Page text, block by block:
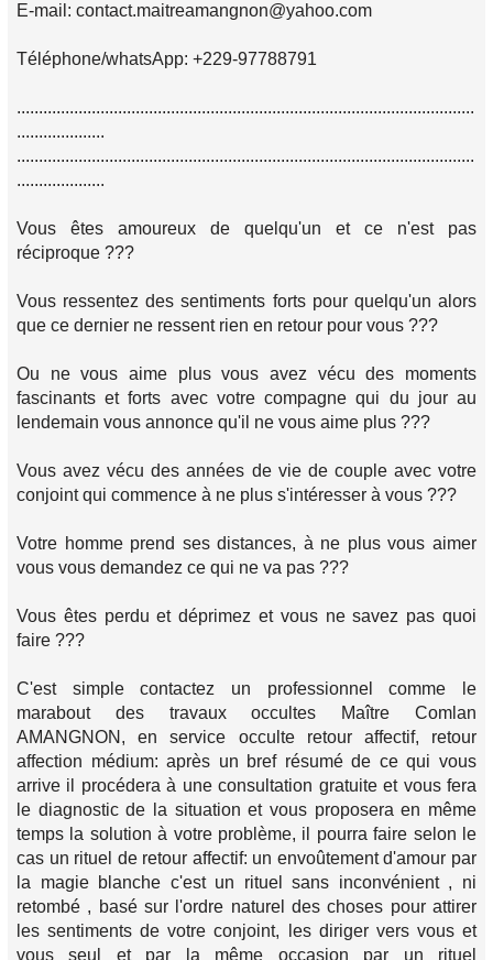
E-mail: contact.maitreamangnon@yahoo.com
Téléphone/whatsApp: +229-97788791
........................................................................................................
....................
........................................................................................................
....................
Vous êtes amoureux de quelqu'un et ce n'est pas
réciproque ???
Vous ressentez des sentiments forts pour quelqu'un alors
que ce dernier ne ressent rien en retour pour vous ???
Ou ne vous aime plus vous avez vécu des moments
fascinants et forts avec votre compagne qui du jour au
lendemain vous annonce qu'il ne vous aime plus ???
Vous avez vécu des années de vie de couple avec votre
conjoint qui commence à ne plus s'intéresser à vous ???
Votre homme prend ses distances, à ne plus vous aimer
vous vous demandez ce qui ne va pas ???
Vous êtes perdu et déprimez et vous ne savez pas quoi
faire ???
C'est simple contactez un professionnel comme le
marabout des travaux occultes Maître Comlan
AMANGNON, en service occulte retour affectif, retour
affection médium: après un bref résumé de ce qui vous
arrive il procédera à une consultation gratuite et vous fera
le diagnostic de la situation et vous proposera en même
temps la solution à votre problème, il pourra faire selon le
cas un rituel de retour affectif: un envoûtement d'amour par
la magie blanche c'est un rituel sans inconvénient , ni
retombé , basé sur l'ordre naturel des choses pour attirer
les sentiments de votre conjoint, les diriger vers vous et
vous seul et par la même occasion par un rituel